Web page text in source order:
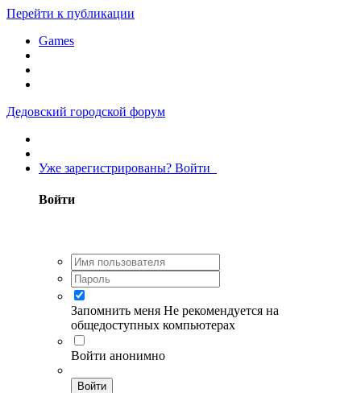
Перейти к публикации
Games
Дедовский городской форум
Уже зарегистрированы? Войти
Войти
Запомнить меня Не рекомендуется на
общедоступных компьютерах
Войти анонимно
Войти